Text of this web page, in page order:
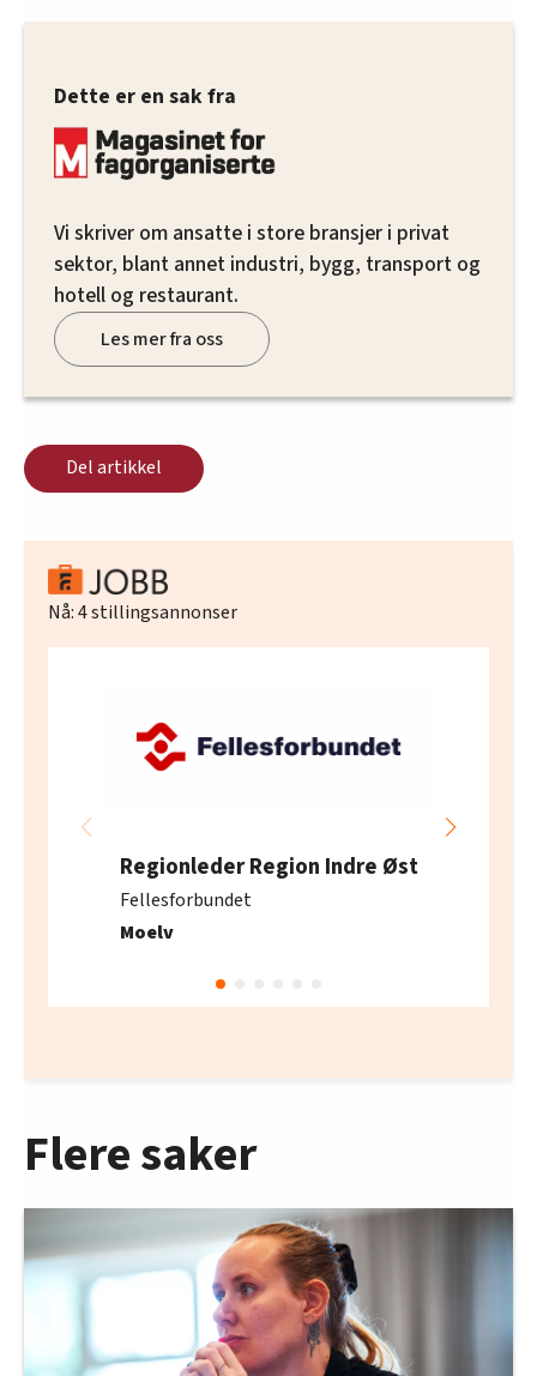
Dette er en sak fra
Vi skriver om ansatte i store bransjer i privat
sektor, blant annet industri, bygg, transport og
hotell og restaurant.
Les mer fra oss
Del artikkel
Nå:4stillingsannonser
Regionleder Region Indre Øst
Fellesforbundet
Moelv
Flere saker